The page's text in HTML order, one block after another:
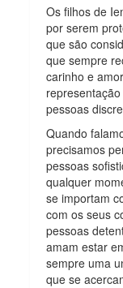
Os filhos de
por serem
que são
que sempre
carinho e
pessoas
Quando
precisamos
pessoas
qualquer
se importam
com os seus
pessoas
amam estar
sempre uma
que se